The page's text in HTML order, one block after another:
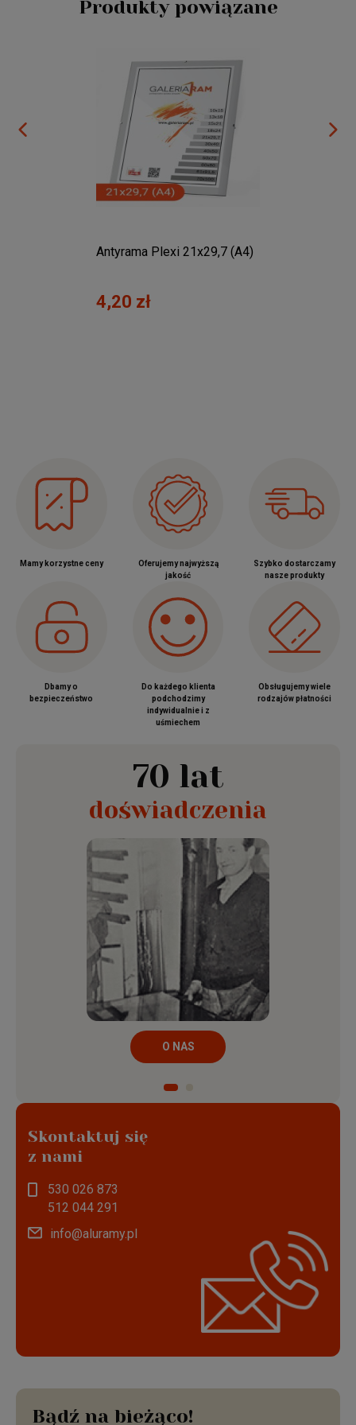
Produkty powiązane
Antyrama Plexi 21x29,7 (A4)
4,20 zł
Mamy korzystne ceny
Oferujemy najwyższą
jakość
Szybko dostarczamy
nasze produkty
Dbamy o
bezpieczeństwo
Do każdego klienta
podchodzimy
indywidualnie i z
uśmiechem
Obsługujemy wiele
rodzajów płatności
70 lat
doświadczenia
O NAS
Skontaktuj się
z nami
530 026 873
512 044 291
info@aluramy.pl
Bądź na bieżąco!